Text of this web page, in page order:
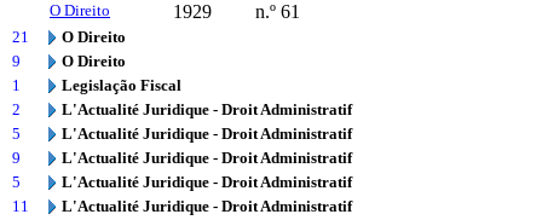
O Direito 1929 n.º 61
21
O Direito
9
O Direito
1
Legislação Fiscal
2
L'Actualité Juridique - Droit Administratif
5
L'Actualité Juridique - Droit Administratif
9
L'Actualité Juridique - Droit Administratif
5
L'Actualité Juridique - Droit Administratif
11
L'Actualité Juridique - Droit Administratif